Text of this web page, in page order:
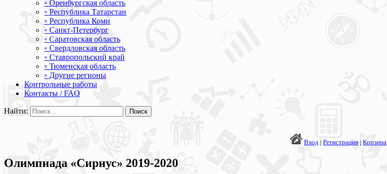
◦ Оренбургская область
◦ Республика Татарстан
◦ Республика Коми
◦ Санкт-Петербург
◦ Саратовская область
◦ Свердловская область
◦ Ставропольский край
◦ Тюменская область
◦ Другие регионы
Контрольные работы
Контакты / FAQ
Найти:
Вход | Регистрация | Корзина
Олимпиада «Сириус» 2019-2020